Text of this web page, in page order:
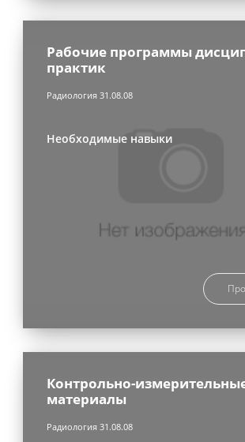
Рабочие программы
практик
Радиология 31.08.08
Необходимые навыки
Контрольно-
материалы
Радиология 31.08.08